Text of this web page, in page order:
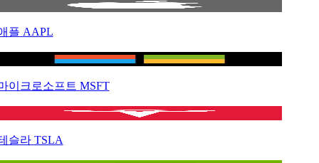
플 AAPL
이크로소프트 MSFT
슬라 TSLA